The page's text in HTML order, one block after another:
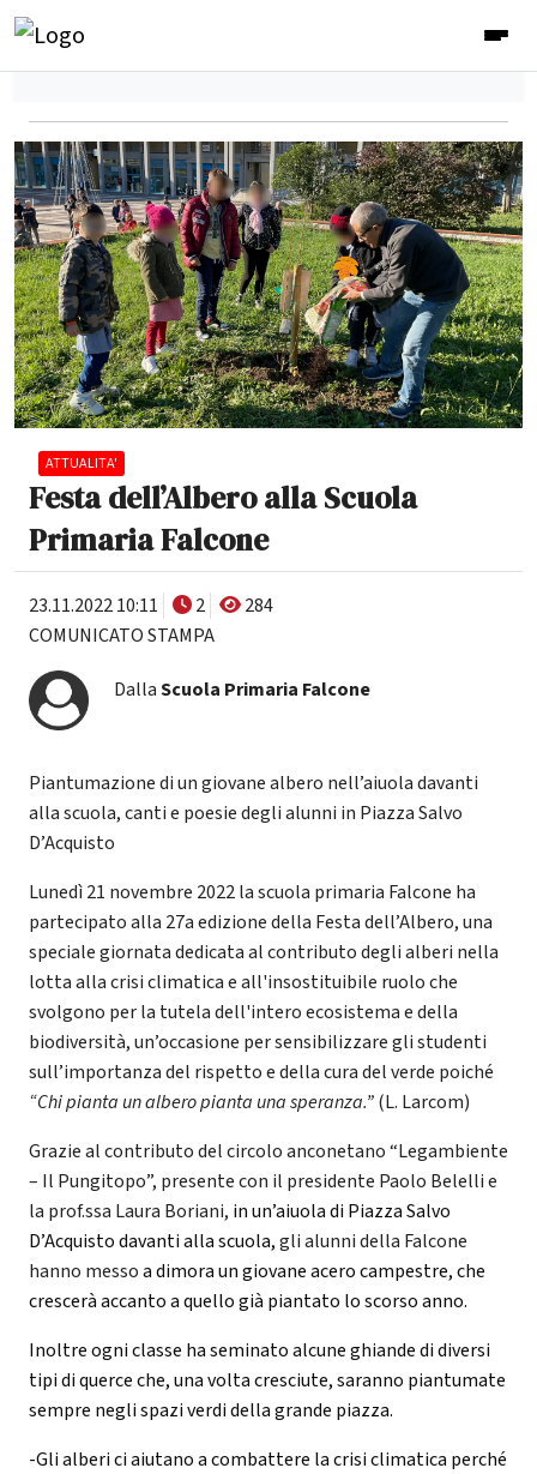
ATTUALITA'
Festa dell’Albero alla Scuola
Primaria Falcone
23.11.2022 10:11 2
284
COMUNICATO STAMPA
DallaScuola Primaria Falcone
Piantumazione di un giovane albero nell’aiuola davanti
alla scuola, canti e poesie degli alunni in Piazza Salvo
D’Acquisto
Lunedì 21 novembre 2022 la scuola primaria Falcone ha
partecipato alla 27a edizione della Festa dell’Albero, una
speciale giornata dedicata al contributo degli alberi nella
lotta alla crisi climatica e all'insostituibile ruolo che
svolgono per la tutela dell'intero ecosistema e della
biodiversità, un’occasione per sensibilizzare gli studenti
sull’importanza del rispetto e della cura del verde poiché
“Chi pianta un albero pianta una speranza.”(L. Larcom)
Grazie al contributo del circolo anconetano “Legambiente
– Il Pungitopo”, presente con il presidente Paolo Belelli e
la prof.ssa Laura Boriani, in un’aiuola di Piazza Salvo
D’Acquisto davanti alla scuola,gli alunni della Falcone
hanno messoa dimora un giovane acero campestre, che
crescerà accanto a quello già piantato lo scorso anno.
Inoltre ogni classe ha seminato alcune ghiande di diversi
tipi di querce che, una volta cresciute, saranno piantumate
sempre negli spazi verdi della grande piazza.
-Gli alberi ci aiutano a combattere la crisi climatica perché